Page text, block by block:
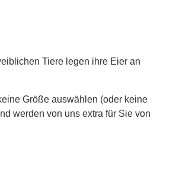
Tiere legen ihre Eier an
Größe auswählen (oder keine
werden von uns extra für Sie von